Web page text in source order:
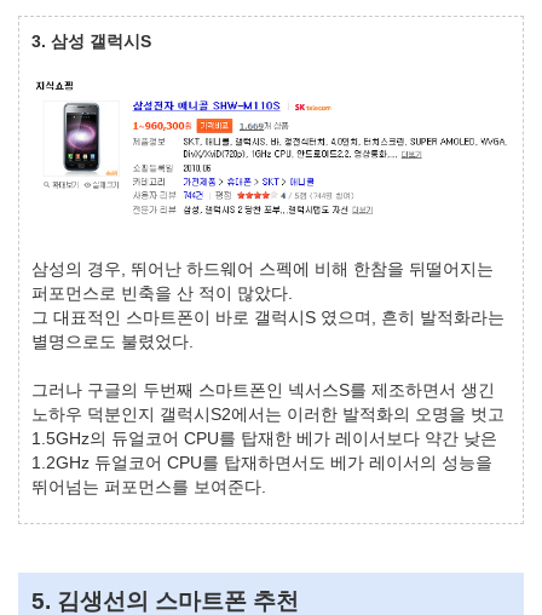
3. 삼성 갤럭시S
삼성의 경우, 뛰어난 하드웨어 스펙에 비해 한참을 뒤떨어지는
퍼포먼스로 빈축을 산 적이 많았다.
그 대표적인 스마트폰이 바로 갤럭시S 였으며, 흔히 발적화라는
별명으로도 불렸었다.
그러나 구글의 두번째 스마트폰인 넥서스S를 제조하면서 생긴
노하우 덕분인지 갤럭시S2에서는 이러한 발적화의 오명을 벗고
1.5GHz의 듀얼코어 CPU를 탑재한 베가 레이서보다 약간 낮은
1.2GHz 듀얼코어 CPU를 탑재하면서도 베가 레이서의 성능을
뛰어넘는 퍼포먼스를 보여준다.
5. 김생선의 스마트폰 추천